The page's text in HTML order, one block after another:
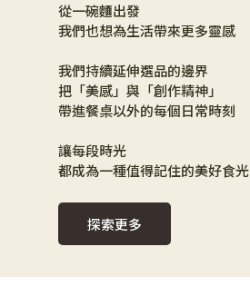
從一碗麵出發
我們也想為生活帶來更多靈感
我們持續延伸選品的邊界
把「美感」與「創作精神」
帶進餐桌以外的每個日常時刻
讓每段時光
都成為一種值得記住的美好食光
探索更多